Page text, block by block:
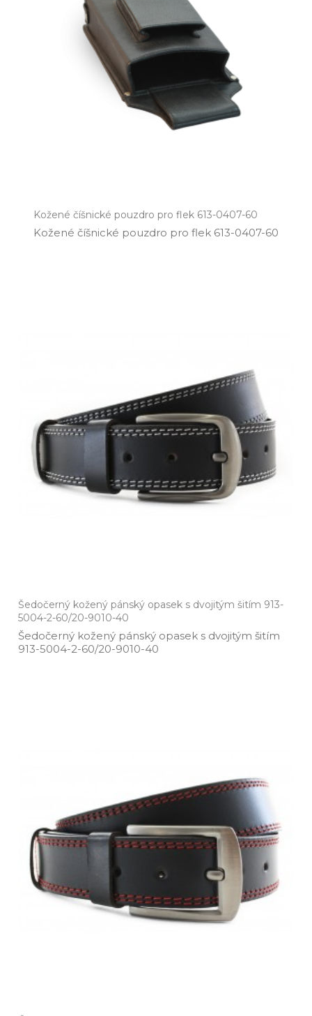
Kožené číšnické pouzdro pro flek 613-0407-60
Kožené číšnické pouzdro pro flek 613­-0407­-60
Šedočerný kožený pánský opasek s dvojitým šitím 913-
5004-2-60/20-9010-40
Šedočerný kožený pánský opasek s dvojitým šitím
913­-5004­-2­-60/20­-9010­-40